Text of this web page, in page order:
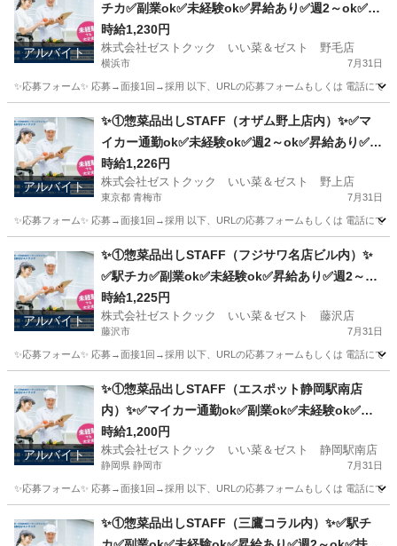
アルバイト
チカ✅副業ok✅未経験ok✅昇給あり✅週2～ok✅扶
養内ok
時給1,230円
株式会社ゼストクック いい菜＆ゼスト 野毛店
横浜市 7月31日
✨応募フォーム✨ 応募→面接1回→採用 以下、URLの応募フォームもしくは 電話にて
キッチン
アルバイト
✨①惣菜品出しSTAFF（オザム野上店内）✨✅マ
イカー通勤ok✅未経験ok✅週2～ok✅昇給あり✅扶
養内ok
時給1,226円
株式会社ゼストクック いい菜＆ゼスト 野上店
東京都 青梅市 7月31日
✨応募フォーム✨ 応募→面接1回→採用 以下、URLの応募フォームもしくは 電話にて
キッチン スタッフ
アルバイト
✨①惣菜品出しSTAFF（フジサワ名店ビル内）✨
✅駅チカ✅副業ok✅未経験ok✅昇給あり✅週2～ok
✅扶養内ok
時給1,225円
株式会社ゼストクック いい菜＆ゼスト 藤沢店
藤沢市 7月31日
✨応募フォーム✨ 応募→面接1回→採用 以下、URLの応募フォームもしくは 電話にて
キッチン
アルバイト
✨①惣菜品出しSTAFF（エスポット静岡駅南店
内）✨✅マイカー通勤ok✅副業ok✅未経験ok✅扶
養内ok✅週2～ok
時給1,200円
株式会社ゼストクック いい菜＆ゼスト 静岡駅南店
静岡県 静岡市 7月31日
✨応募フォーム✨ 応募→面接1回→採用 以下、URLの応募フォームもしくは 電話にて
キッチン スタッフ
✨①惣菜品出しSTAFF（三鷹コラル内）✨✅駅チ